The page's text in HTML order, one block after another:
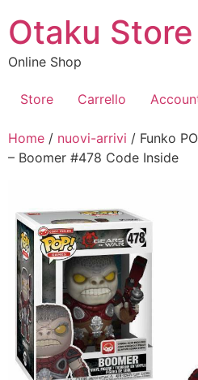
contenuto
Otaku Store
Online Shop
Store Carrello
Home / nuovi-arrivi / Funko
– Boomer #478 Code Inside